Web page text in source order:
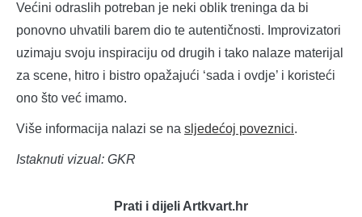
Većini odraslih potreban je neki oblik treninga da bi
ponovno uhvatili barem dio te autentičnosti. Improvizatori
uzimaju svoju inspiraciju od drugih i tako nalaze materijal
za scene, hitro i bistro opažajući ‘sada i ovdje’ i koristeći
ono što već imamo.
Više informacija nalazi se na sljedećoj poveznici.
Istaknuti vizual: GKR
Prati i dijeli Artkvart.hr